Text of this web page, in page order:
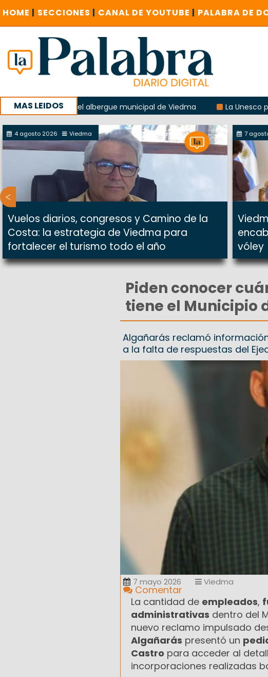
HOME | SECCIONES | CANAL DE YOUTUBE | PALABRA DE
MAS LEIDOS
del albergue municipal de Viedma La Unesco pidió
con un encuentro provincial en Roca
4 agosto 2026 Viedma
Vuelos diarios, congresos y Camino de la
Costa: la estrategia de Viedma para
fortalecer el turismo todo el año
7
vóley
Piden conocer
tiene el Municipio
Algañarás reclamó
a la falta de respuestas del
7 mayo 2026 Viedma
Comentar
La cantidad de empleados,
administrativas dentro del
nuevo reclamo impulsado
Algañarás presentó un
Castro para acceder al
incorporaciones realizadas